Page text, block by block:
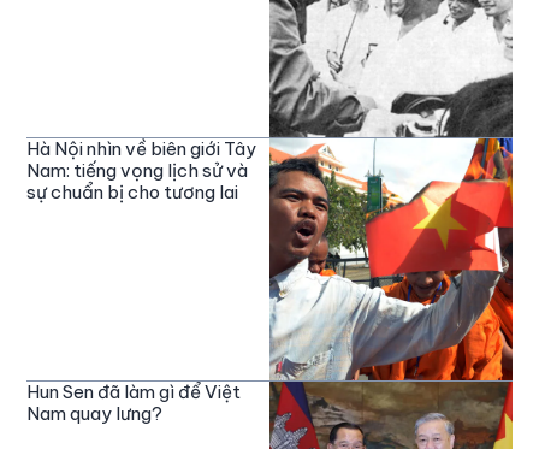
Hà Nội nhìn về biên giới Tây
Nam: tiếng vọng lịch sử và
sự chuẩn bị cho tương lai
Hun Sen đã làm gì để Việt
Nam quay lưng?